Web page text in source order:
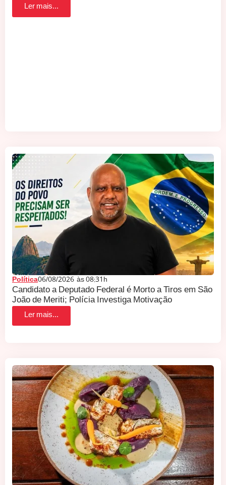
Ler mais...
Política06/08/2026 às08:31h
Candidato a Deputado Federal é Morto a Tiros em São
João de Meriti; Polícia Investiga Motivação
Ler mais...